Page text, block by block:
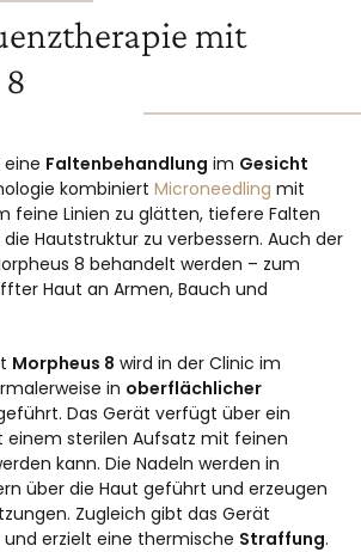
mit
eine Faltenbehandlung im Gesicht
kombiniert Microneedling mit
feine Linien zu glätten, tiefere Falten
Hautstruktur zu verbessern. Auch der
8 behandelt werden – zum
Haut an Armen, Bauch und
Morpheus 8 wird in der Clinic im
in oberflächlicher
Das Gerät verfügt über ein
einem sterilen Aufsatz mit feinen
kann. Die Nadeln werden in
über die Haut geführt und erzeugen
Zugleich gibt das Gerät
und erzielt eine thermische Straffung.